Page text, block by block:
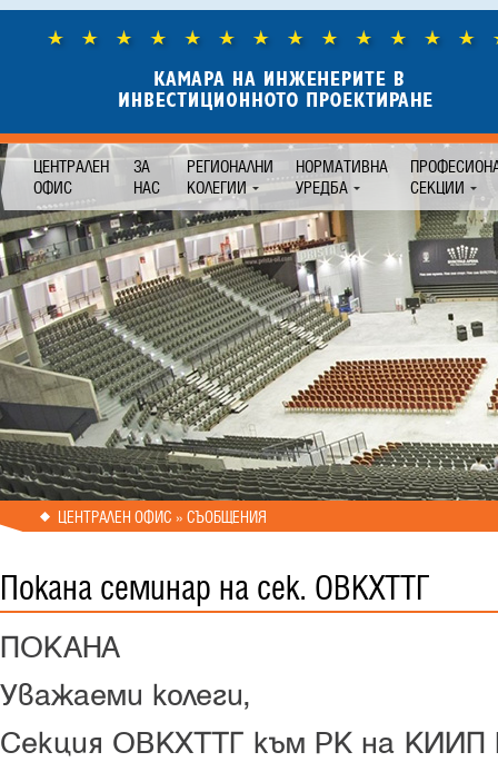
ЦЕНТРАЛЕН
ОФИС
ЗА
НАС
РЕГИОНАЛНИ
КОЛЕГИИ
НОРМАТИВНА
УРЕДБА
СЕКЦИИ
ЦЕНТРАЛЕН ОФИС » СЪОБЩЕНИЯ
Покана семинар на сек. ОВКХТТГ
ПОКАНА
Уважаеми колеги,
Секция ОВКХТТГ към РК на